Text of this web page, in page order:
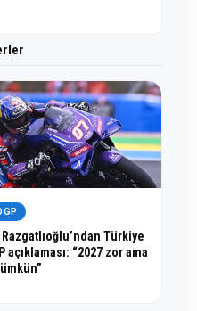
Türkiye
açıklaması: “2027 zor ama